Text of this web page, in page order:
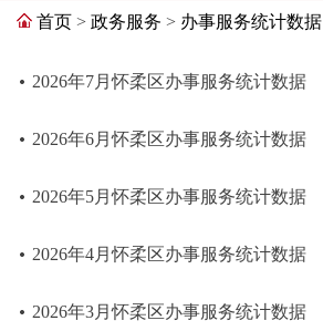
首页 > 政务服务 > 办事服务统计数据
2026年7月怀柔区办事服务统计数据
2026年6月怀柔区办事服务统计数据
2026年5月怀柔区办事服务统计数据
2026年4月怀柔区办事服务统计数据
2026年3月怀柔区办事服务统计数据